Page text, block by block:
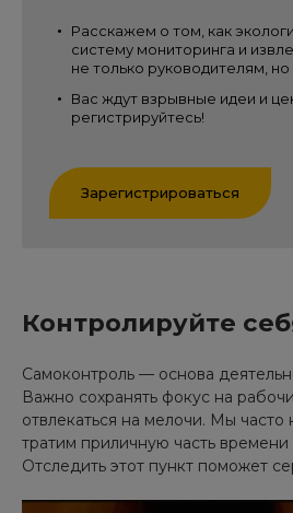
Расскажем о том, как
систему мониторинга и
не только руководителям, но
Вас ждут взрывные идеи и
регистрируйтесь!
Зарегистрироваться
Контролируйте
Самоконтроль — основа
Важно сохранять фокус на
отвлекаться на мелочи. Мы часто
тратим приличную часть
Отследить этот пункт поможет